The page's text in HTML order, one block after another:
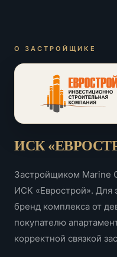
О ЗАСТРОЙЩИКЕ
ИСК
Застройщиком Marine
ИСК «Еврострой». Для
бренд комплекса от
покупателю
корректной связкой